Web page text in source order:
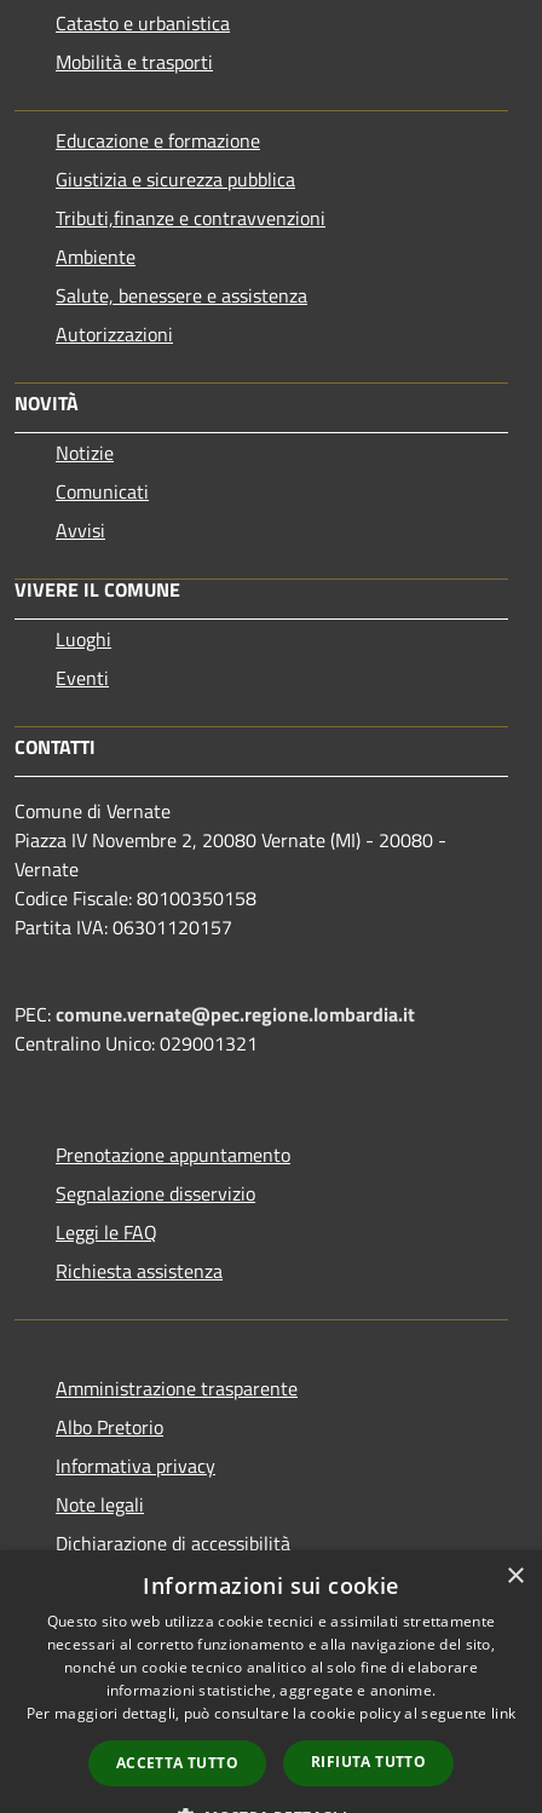
Catasto e urbanistica
Mobilità e trasporti
Educazione e formazione
Giustizia e sicurezza pubblica
Tributi,finanze e contravvenzioni
Ambiente
Salute, benessere e assistenza
Autorizzazioni
NOVITÀ
Notizie
Comunicati
Avvisi
VIVERE IL COMUNE
Luoghi
Eventi
CONTATTI
Comune di Vernate
Piazza IV Novembre 2, 20080 Vernate (MI) - 20080 -
Vernate
Codice Fiscale: 80100350158
Partita IVA: 06301120157
PEC:comune.vernate@pec.regione.lombardia.it
Centralino Unico: 029001321
Prenotazione appuntamento
Segnalazione disservizio
Leggi le FAQ
Richiesta assistenza
Amministrazione trasparente
Albo Pretorio
Informativa privacy
Note legali
Dichiarazione di accessibilità
Accessibilità
Privacy
Mappa del sito
×
Informazioni sui cookie
Questo sito web utilizza cookie tecnici e assimilati strettamente
necessari al corretto funzionamento e alla navigazione del sito,
nonché un cookie tecnico analitico al solo fine di elaborare
informazioni statistiche, aggregate e anonime.
Per maggiori dettagli, può consultare la cookie policy al seguente link
ACCETTA TUTTO RIFIUTA TUTTO